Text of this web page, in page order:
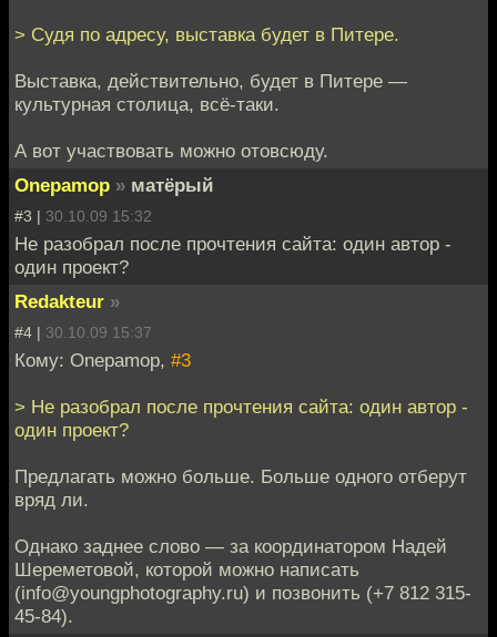
> Судя по адресу, выставка будет в Питере.
Выставка, действительно, будет в Питере —
культурная столица, всё-таки.
А вот участвовать можно отовсюду.
Onepamop » матёрый
#3 | 30.10.09 15:32
Не разобрал после прочтения сайта: один автор -
один проект?
Redakteur »
#4 | 30.10.09 15:37
Кому: Onepamop, #3
> Не разобрал после прочтения сайта: один автор -
один проект?
Предлагать можно больше. Больше одного отберут
вряд ли.
Однако заднее слово — за координатором Надей
Шереметовой, которой можно написать
(info@youngphotography.ru) и позвонить (+7 812 315-
45-84).